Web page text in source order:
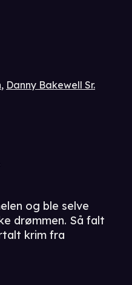
, Danny Bakewell Sr.
og ble selve
drømmen. Så falt
krim fra